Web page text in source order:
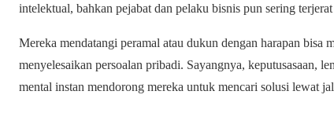
intelektual, bahkan pejabat dan pelaku bisnis pun sering
Mereka mendatangi peramal atau dukun dengan harapan bisa
menyelesaikan persoalan pribadi. Sayangnya, keputusasaan,
mental instan mendorong mereka untuk mencari solusi lewat